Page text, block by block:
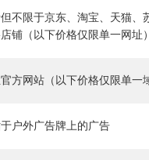
不限于京东、淘宝、天猫、
店铺（以下价格仅限单一网址
方网站（以下价格仅限单一
户外广告牌上的广告